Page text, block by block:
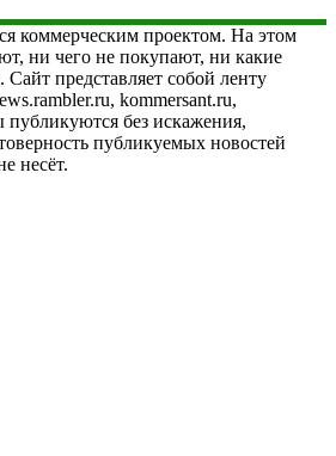
коммерческим проектом. На этом
ни чего не покупают, ни какие
представляет собой ленту
kommersant.ru,
без искажения,
публикуемых новостей
несёт.